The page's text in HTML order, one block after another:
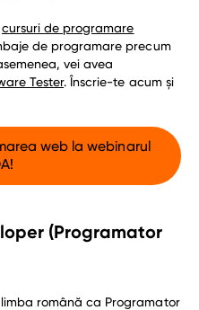
cursuri de programare
de programare precum
vei avea
Tester. Înscrie-te acum și
web la webinarul
(Programator
română ca Programator